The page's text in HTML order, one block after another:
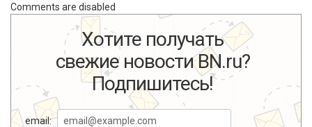
Comments are disabled
Хотите получать
свежие новости BN.ru?
Подпишитесь!
email: